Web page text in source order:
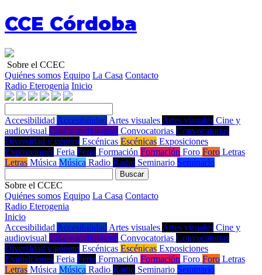
CCE Córdoba
Sobre el CCEC
Quiénes somos Equipo La Casa Contacto
Radio Eterogenia Inicio
Accesibilidad Accesibilidad Artes visuales Artes visuales Cine y
audiovisual Cine y audiovisual Convocatorias Convocatorias
Diversidad y género Escénicas Escénicas Exposiciones
Exposiciones Feria Feria Formación Formación Foro Foro Letras
Letras Música Música Radio Radio Seminario Seminario
Buscar
Sobre el CCEC
Quiénes somos Equipo La Casa Contacto
Radio Eterogenia
Inicio
Accesibilidad Accesibilidad Artes visuales Artes visuales Cine y
audiovisual Cine y audiovisual Convocatorias Convocatorias
Diversidad y género Escénicas Escénicas Exposiciones
Exposiciones Feria Feria Formación Formación Foro Foro Letras
Letras Música Música Radio Radio Seminario Seminario